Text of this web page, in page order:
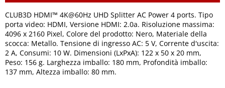
CLUB3D HDMI™ 4K@60Hz UHD Splitter AC Power 4 ports. Tipo
porta video: HDMI, Versione HDMI: 2.0a. Risoluzione massima:
4096 x 2160 Pixel, Colore del prodotto: Nero, Materiale della
scocca: Metallo. Tensione di ingresso AC: 5 V, Corrente d'uscita:
2 A, Consumi: 10 W. Dimensioni (LxPxA): 122 x 50 x 20 mm,
Peso: 156 g. Larghezza imballo: 180 mm, Profondità imballo:
137 mm, Altezza imballo: 80 mm.